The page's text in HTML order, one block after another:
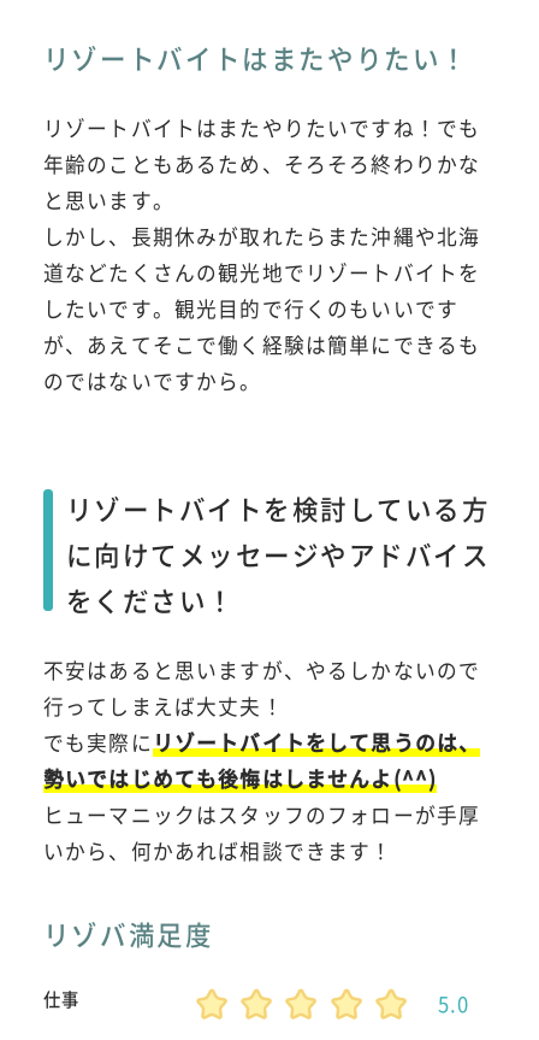
リゾートバイトはまたやりたい！
リゾートバイトはまたやりたいですね！でも
年齢のこともあるため、そろそろ終わりかな
と思います。
しかし、長期休みが取れたらまた沖縄や北海
道などたくさんの観光地でリゾートバイトを
したいです。観光目的で行くのもいいです
が、あえてそこで働く経験は簡単にできるも
のではないですから。
リゾートバイトを検討している方
に向けてメッセージやアドバイス
をください！
不安はあると思いますが、やるしかないので
行ってしまえば大丈夫！
でも実際にリゾートバイトをして思うのは、
勢いではじめても後悔はしませんよ(^^)
ヒューマニックはスタッフのフォローが手厚
いから、何かあれば相談できます！
リゾバ満足度
仕事 5.0